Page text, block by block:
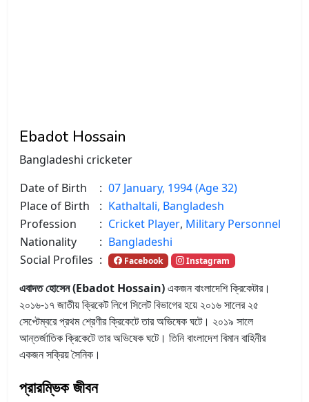
Ebadot Hossain
Bangladeshi cricketer
Date of Birth
: 07 January, 1994 (Age 32)
Place of Birth
: Kathaltali, Bangladesh
Profession
: Cricket Player, Military Personnel
Nationality
: Bangladeshi
Social Profiles : Facebook Instagram
এবাদত হোসেন (Ebadot Hossain)একজন বাংলাদেশি ক্রিকেটার।
২০১৬-১৭ জাতীয় ক্রিকেট লিগে সিলেট বিভাগের হয়ে ২০১৬ সালের ২৫
সেপ্টেম্বরে প্রথম শ্রেণীর ক্রিকেটে তার অভিষেক ঘটে। ২০১৯ সালে
আন্তর্জাতিক ক্রিকেটে তার অভিষেক ঘটে। তিনি বাংলাদেশ বিমান বাহিনীর
একজন সক্রিয় সৈনিক।
প্রারম্ভিক জীবন